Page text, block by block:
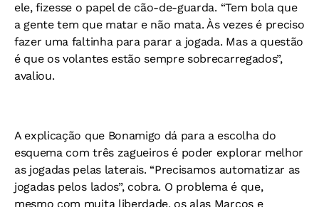
ele, fizesse o papel de cão-de-guarda. “Tem bola que
a gente tem que matar e não mata. Às vezes é preciso
fazer uma faltinha para parar a jogada. Mas a questão
é que os volantes estão sempre sobrecarregados”,
avaliou.
A explicação que Bonamigo dá para a escolha do
esquema com três zagueiros é poder explorar melhor
as jogadas pelas laterais. “Precisamos automatizar as
jogadas pelos lados”, cobra. O problema é que,
mesmo com muita liberdade, os alas Marcos e